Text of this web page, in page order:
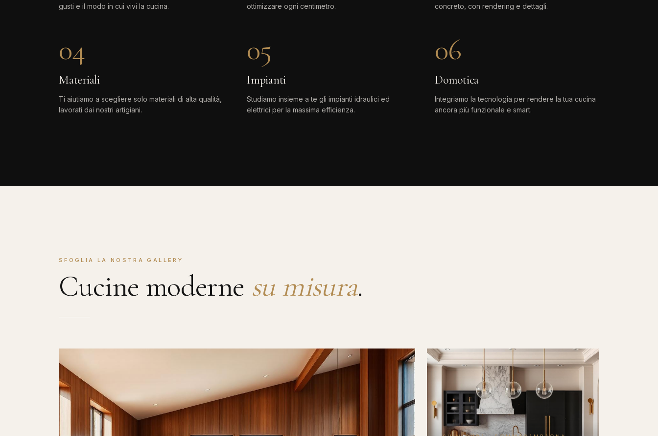
gusti e il modo in cui vivi la cucina.
ottimizzare ogni centimetro.
concreto, con rendering e dettagli.
04
Materiali
Ti aiutiamo a scegliere solo materiali di alta qualità,
lavorati dai nostri artigiani.
05
Impianti
Studiamo insieme a te gli impianti idraulici ed
elettrici per la massima efficienza.
06
Domotica
Integriamo la tecnologia per rendere la tua cucina
ancora più funzionale e smart.
SFOGLIA LA NOSTRA GALLERY
Cucine moderne su misura.